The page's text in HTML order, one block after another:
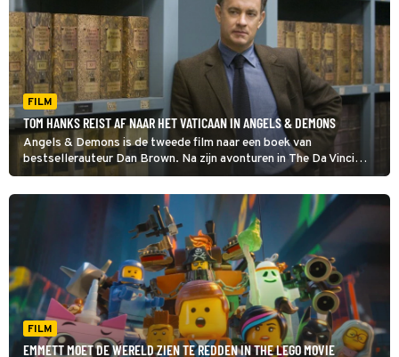
FILM
TOM HANKS REIST AF NAAR HET VATICAAN IN ANGELS & DEMONS
Angels & Demons is de tweede film naar een boek van
bestsellerauteur Dan Brown. Na zijn avonturen in The Da Vinci
Code gaat codekraker Robert Langdon deze keer naar het
Vaticaan.
FILM
EMMETT MOET DE WERELD ZIEN TE REDDEN IN THE LEGO MOVIE